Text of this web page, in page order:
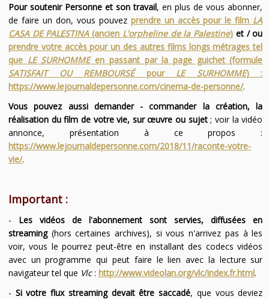
Pour soutenir Personne et son travail, en plus de vous abonner,
de faire un don, vous pouvez prendre un accès pour le film LA
CASA DE PALESTINA(ancien L'orpheline de la Palestine) et / ou
prendre votre accès pour un des autres films longs métrages tel
que LE SURHOMMEen passant par la page guichet (formule
SATISFAIT OU REMBOURSÉpour LE SURHOMME) :
https://www.lejournaldepersonne.com/cinema-de-personne/.
Vous pouvez aussi demander - commander la création, la
réalisation du film de votre vie, sur œuvre ou sujet; voir la vidéo
annonce, présentation à ce propos :
https://www.lejournaldepersonne.com/2018/11/raconte-votre-
vie/.
Important :
- Les vidéos de l'abonnement sont servies, diffusées en
streaming(hors certaines archives), si vous n'arrivez pas à les
voir, vous le pourrez peut-être en installant des codecs vidéos
avec un programme qui peut faire le lien avec la lecture sur
navigateur tel que Vlc: http://www.videolan.org/vlc/index.fr.html.
- Si votre flux streaming devait être saccadé, que vous deviez